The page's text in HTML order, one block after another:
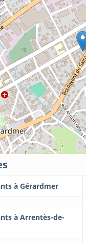
à Gérardmer
à Arrentès-de-